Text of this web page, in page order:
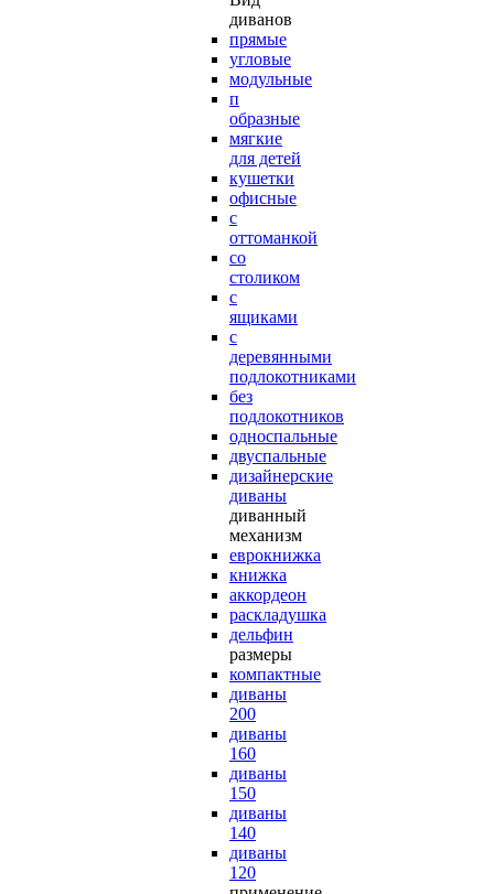
диванов
прямые
угловые
модульные
п
образные
мягкие
для детей
кушетки
офисные
с
оттоманкой
со
столиком
с
ящиками
с
деревянными
подлокотниками
без
подлокотников
односпальные
двуспальные
дизайнерские
диваны
диванный
механизм
еврокнижка
книжка
аккордеон
раскладушка
дельфин
размеры
компактные
диваны
200
диваны
160
диваны
150
диваны
140
диваны
120